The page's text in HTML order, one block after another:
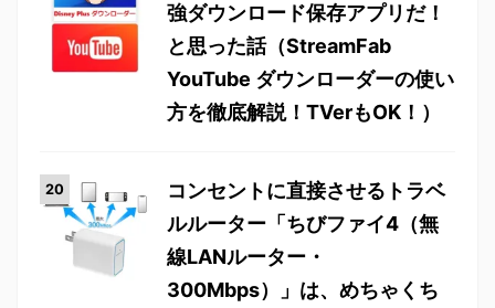
強ダウンロード保存アプリだ！
と思った話（StreamFab
YouTube ダウンローダーの使い
方を徹底解説！TVerもOK！）
コンセントに直接させるトラベ
ルルーター「ちびファイ4（無
線LANルーター・
300Mbps）」は、めちゃくち